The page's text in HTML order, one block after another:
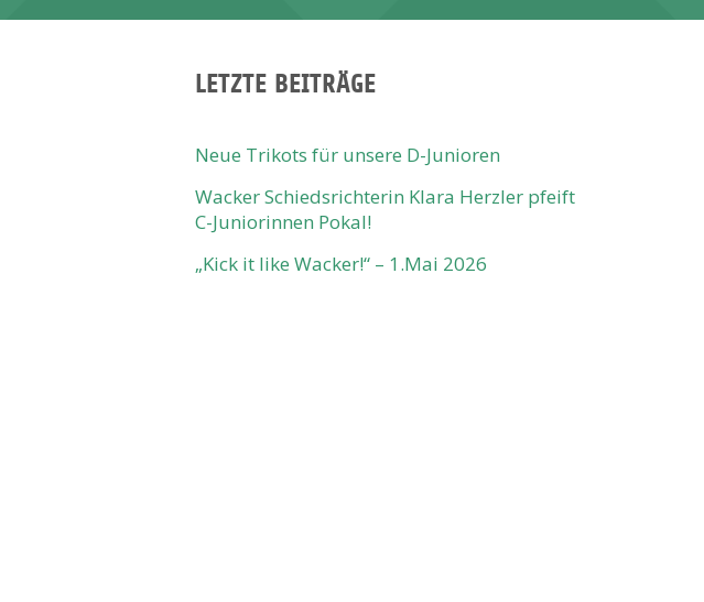
LETZTE BEITRÄGE
Neue Trikots für unsere D-Junioren
Wacker Schiedsrichterin Klara Herzler pfeift
C-Juniorinnen Pokal!
„Kick it like Wacker!“ – 1.Mai 2026